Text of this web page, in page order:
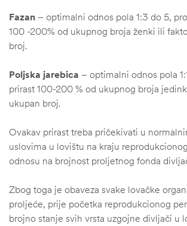
Fazan – optimalni odnos pola 1:3 do 5,
100 -200% od ukupnog broja ženki ili
broj.
Poljska jarebica – optimalni odnos pola
prirast 100-200 % od ukupnog broja
ukupan broj.
Ovakav prirast treba pričekivati u
uslovima u lovištu na kraju
odnosu na brojnost proljetnog fonda
Zbog toga je obaveza svake lovačke
proljeće, prije početka reprodukcionog
brojno stanje svih vrsta uzgojne divljači u